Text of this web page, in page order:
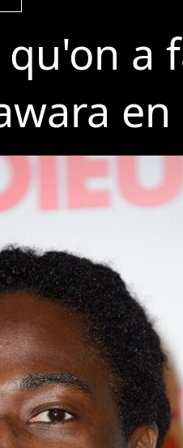
qu'on a